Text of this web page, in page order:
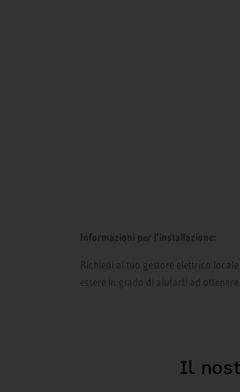
Informazioni per l’installazione:
Richiedi al tuo gestore elettrico
essere in grado di aiutarti ad
Il